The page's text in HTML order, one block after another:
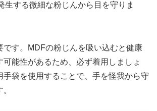
生する微細な粉じんから目を守りま
です。MDFの粉じんを吸い込むと健康
可能性があるため、必ず着用しましょ
手袋を使用することで、手を怪我から守